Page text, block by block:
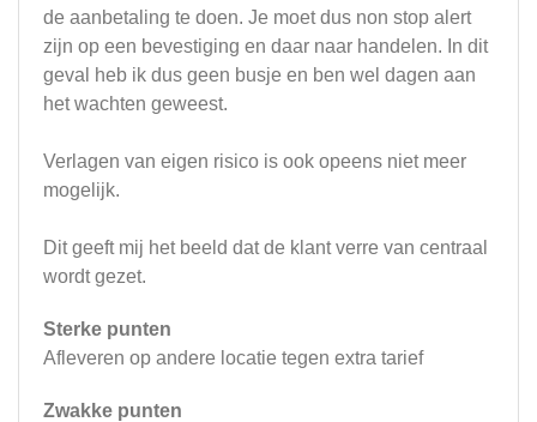
de aanbetaling te doen. Je moet dus non stop alert
zijn op een bevestiging en daar naar handelen. In dit
geval heb ik dus geen busje en ben wel dagen aan
het wachten geweest.
Verlagen van eigen risico is ook opeens niet meer
mogelijk.
Dit geeft mij het beeld dat de klant verre van centraal
wordt gezet.
Sterke punten
Afleveren op andere locatie tegen extra tarief
Zwakke punten